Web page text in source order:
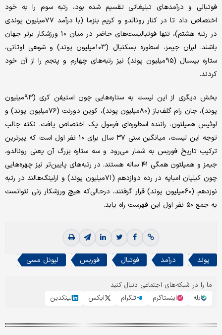
فوتبالی و درآمدهای تبلیغاتی تقسیم شده بود، رتبه سوم را به خود
اختصاص داد تا در کنار رونالدو و کریم بنزما (با درآمد ۷۷‌میلیون پوندی
در رتبه هشتم)، تنها فوتبالیست‌های حاضر در میان ۱۰ ورزشکار برتر جهان
باشند. لبران جیمز، اسطوره بسکتبال (۱۰۳‌میلیون پوند) و شوهی اوتانی،
ستاره بیسبال (۹۵‌میلیون پوند) نیز رتبه‌های چهارم و پنجم را از آن خود
کردند.
بخش دیگری از این لیست به ستاره‌هایی چون استیفن کری (۹۳‌میلیون
پوند)، جان رام گلف‌باز (۸۰‌میلیون پوند)، کوین دورنت (۷۶‌میلیون پوند) و
لوئیس همیلتون، راننده اسطوره‌ای فرمول یک اختصاص یافت. نکته جالب
توجه این لیست، میانگین سنی ۳۷ سال برای ۱۰ نفر اول است که پیرترین
ترکیب تاریخ فوربس به شمار می‌رود و سه ستاره بزرگ آن یعنی رونالدو،
جیمز و همیلتون همگی ۴۱ ساله هستند. در رتبه‌های پایین‌تر نیز چهره‌هایی
چون کیلیان امباپه در رده دوازدهم (۷۱‌میلیون پوند) و ارلینگ‌هالند در رتبه
نوزدهم (۶۰‌میلیون پوند) قرار گرفتند، درحالی‌که هیچ ورزشکار زنی نتوانست
به جمع ۵۰ نفر اول این فهرست راه یابد.
پوند درآمد فوتبال فوربس لیونل مسی
ما را در شبکه‌های اجتماعی دنبال کنید
بله
اینستاگرم تلگرام ایکس لینکدین